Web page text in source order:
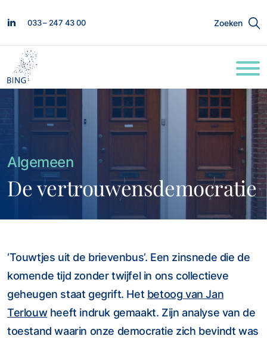
033 – 247 43 00 Zoeken
Algemeen
De vertrouwensdemocratie
‘Touwtjes uit de brievenbus’. Een zinsnede die de
komende tijd zonder twijfel in ons collectieve
geheugen staat gegrift. Het betoog van Jan
Terlouwheeft indruk gemaakt. Zijn analyse van de
toestand waarin onze democratie zich bevindt was